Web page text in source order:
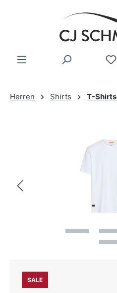
Zum Hauptinhalt springen
Herren Shirts T-Shirts
SALE